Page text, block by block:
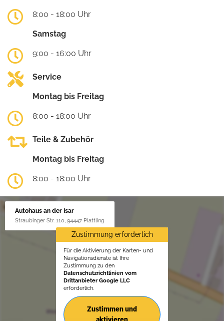
8:00 - 18:00 Uhr
Samstag
9:00 - 16:00 Uhr
Service
Montag bis Freitag
8:00 - 18:00 Uhr
Teile & Zubehör
Montag bis Freitag
8:00 - 18:00 Uhr
Autohaus an der Isar
Straubinger Str. 110, 94447 Plattling
Zustimmung erforderlich
Für die Aktivierung der Karten- und
Navigationsdienste ist Ihre
Zustimmung zu den
Datenschutzrichtlinien vom
Drittanbieter Google LLC
erforderlich.
Zustimmen und